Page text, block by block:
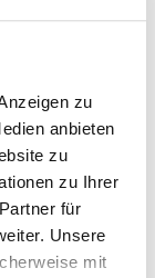
zu
anbieten
zu
zu Ihrer
für
Unsere
mit